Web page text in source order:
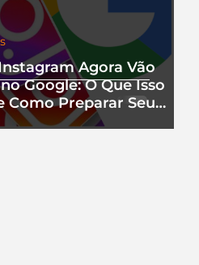
Agora Vão
Google: O Que Isso
Como Preparar Seu